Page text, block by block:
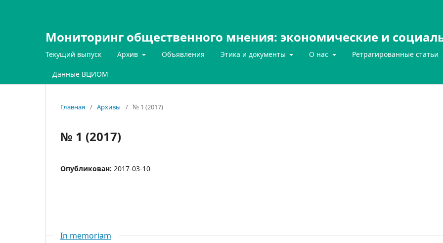
Мониторинг общественного мнения: экономические и
Текущий выпуск Архив Объявления Этика и документы О нас Ретрагированные статьи
Данные ВЦИОМ
Главная / Архивы / № 1 (2017)
№ 1 (2017)
Опубликован: 2017-03-10
In memoriam